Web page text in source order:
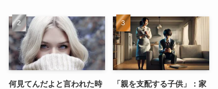
何見てんだよと言われた時
「親を支配する子供」：家